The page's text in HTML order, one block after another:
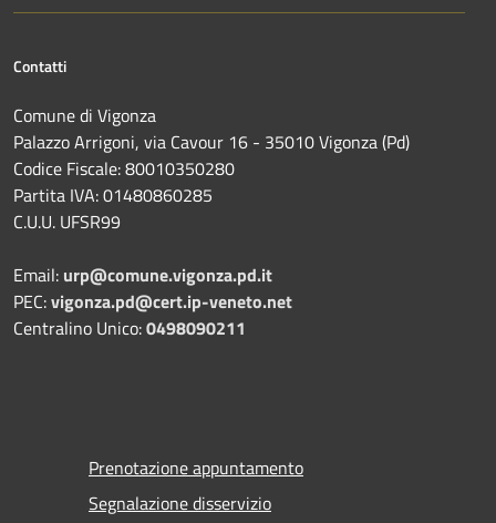
Contatti
Comune di Vigonza
Palazzo Arrigoni, via Cavour 16 - 35010 Vigonza (Pd)
Codice Fiscale: 80010350280
Partita IVA: 01480860285
C.U.U. UFSR99
Email: urp@comune.vigonza.pd.it
PEC:vigonza.pd@cert.ip-veneto.net
Centralino Unico:0498090211
Prenotazione appuntamento
Segnalazione disservizio